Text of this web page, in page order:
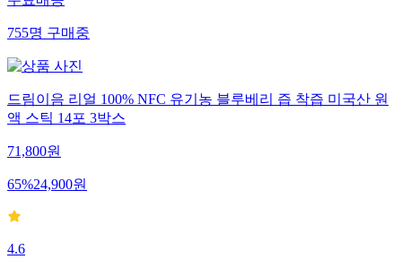
755명 구매중
드림이음 리얼 100% NFC 유기농 블루베리 즙 착즙 미국산 원
액 스틱 14포 3박스
71,800원
65%24,900원
4.6